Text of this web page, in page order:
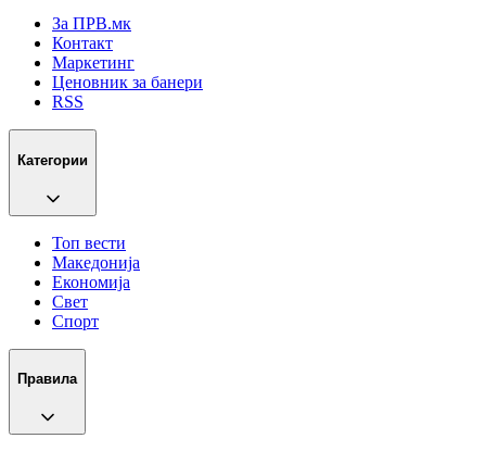
За ПРВ.мк
Контакт
Маркетинг
Ценовник за банери
RSS
Категории
Топ вести
Македонија
Економија
Свет
Спорт
Правила